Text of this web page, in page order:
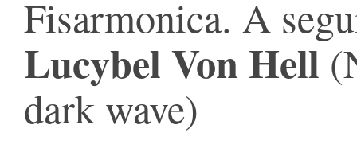
Fisarmonica. A
Lucybel Von Hell
dark wave)